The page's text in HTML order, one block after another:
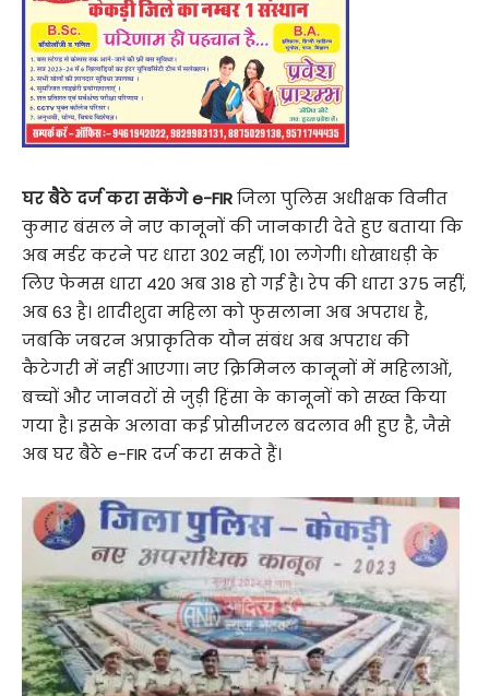
घर बैठे दर्ज करा सकेंगे e-FIRजिला पुलिस अधीक्षक विनीत
कुमार बंसल ने नए कानूनों की जानकारी देते हुए बताया कि
अब मर्डर करने पर धारा 302 नहीं, 101 लगेगी। धोखाधड़ी के
लिए फेमस धारा 420 अब 318 हो गई है। रेप की धारा 375 नहीं,
अब 63 है। शादीशुदा महिला को फुसलाना अब अपराध है,
जबकि जबरन अप्राकृतिक यौन संबंध अब अपराध की
कैटेगरी में नहीं आएगा। नए क्रिमिनल कानूनों में महिलाओं,
बच्चों और जानवरों से जुड़ी हिंसा के कानूनों को सख्त किया
गया है। इसके अलावा कई प्रोसीजरल बदलाव भी हुए है, जैसे
अब घर बैठे e-FIR दर्ज करा सकते हैं।